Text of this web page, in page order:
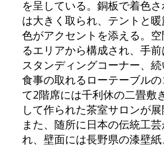
を呈している。銅板で着色
は大きく取られ、テントと
色がアクセントを添える。
るエリアから構成され、手
スタンディングコーナー、
食事の取れるローテーブル
て2階席には千利休の二畳敷
して作られた茶室サロンが展
また、随所に日本の伝統工
れ、壁面には長野県の漆壁